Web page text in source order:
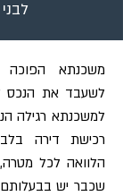
לבני 60 ומעלה.
משכנתא הפוכה
לשעבד את הנכס
למשכנתא רגילה
רכישת דירה
שכבר יש בבעלותם